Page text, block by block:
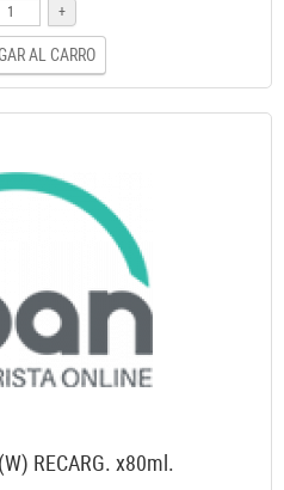
+
AL CARRO
RECARG. x80ml.